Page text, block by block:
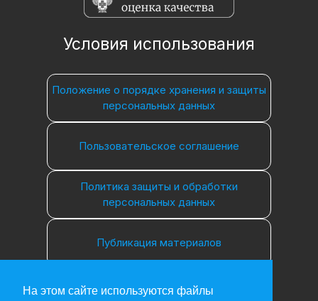
На этом сайте используются файлы
Условия использования
Положение о порядке хранения и защиты
персональных данных
Пользовательское соглашение
Политика защиты и обработки
персональных данных
Публикация материалов